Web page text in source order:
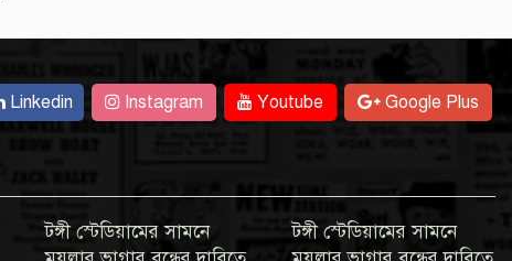
Linkedin Instagram Youtube Google Plus
টঙ্গী স্টেডিয়ামের সামনে
টঙ্গী স্টেডিয়ামের সামনে